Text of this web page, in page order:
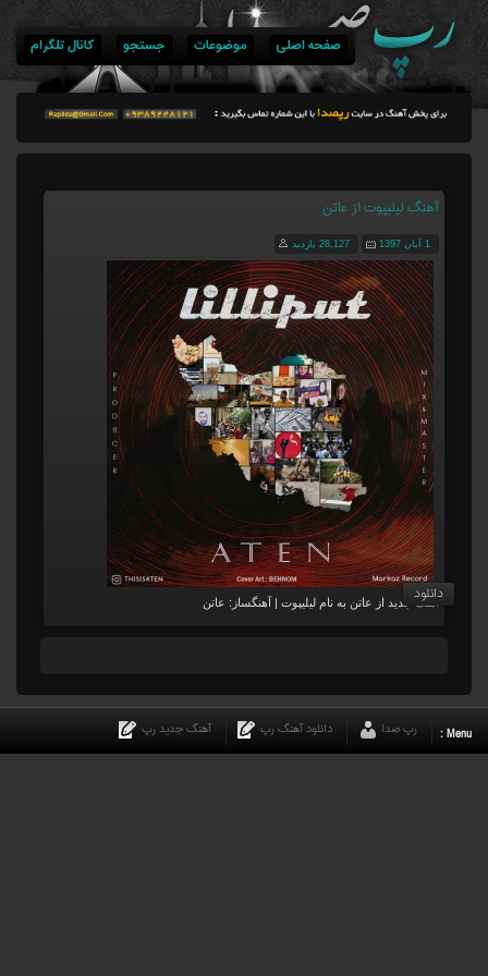
صفحه اصلی موضوعات جستجو کانال تلگرام
آهنگ لیلیپوت از عاتن
1 آبان 1397 28,127 بازدید
آهنگ جدید از عاتن به نام لیلیپوت | آهنگساز: عاتن
دانلود
Menu : رپ صدا دانلود آهنگ رپ آهنگ جدید رپ